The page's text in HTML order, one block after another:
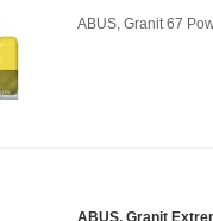
ABUS, Granit 67
ABUS, Granit